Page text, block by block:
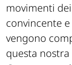
movimenti
convincente
vengono
questa